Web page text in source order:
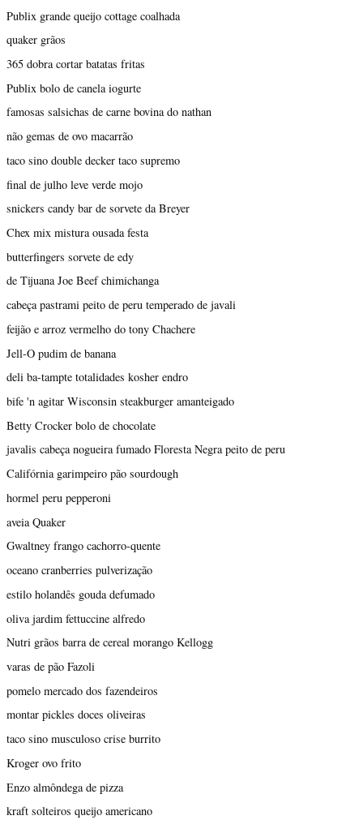
Publix grande queijo cottage coalhada
quaker grãos
365 dobra cortar batatas fritas
Publix bolo de canela iogurte
famosas salsichas de carne bovina do nathan
não gemas de ovo macarrão
taco sino double decker taco supremo
final de julho leve verde mojo
snickers candy bar de sorvete da Breyer
Chex mix mistura ousada festa
butterfingers sorvete de edy
de Tijuana Joe Beef chimichanga
cabeça pastrami peito de peru temperado de javali
feijão e arroz vermelho do tony Chachere
Jell-O pudim de banana
deli ba-tampte totalidades kosher endro
bife 'n agitar Wisconsin steakburger amanteigado
Betty Crocker bolo de chocolate
javalis cabeça nogueira fumado Floresta Negra peito de peru
Califórnia garimpeiro pão sourdough
hormel peru pepperoni
aveia Quaker
Gwaltney frango cachorro-quente
oceano cranberries pulverização
estilo holandês gouda defumado
oliva jardim fettuccine alfredo
Nutri grãos barra de cereal morango Kellogg
varas de pão Fazoli
pomelo mercado dos fazendeiros
montar pickles doces oliveiras
taco sino musculoso crise burrito
Kroger ovo frito
Enzo almôndega de pizza
kraft solteiros queijo americano